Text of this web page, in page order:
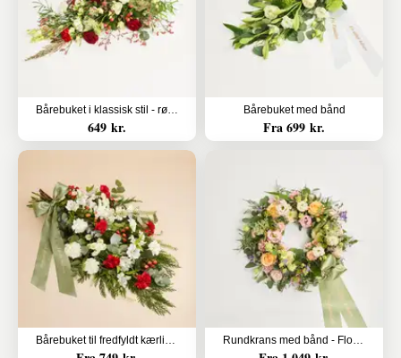
Bårebuket i klassisk stil - rød og hvid
649 kr.
Bårebuket med bånd
Fra 699 kr.
Bårebuket til fredfyldt kærlighed med bånd Rundkrans med bånd - Floristens kreative valg